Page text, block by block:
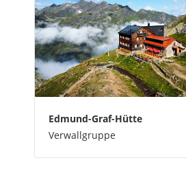
Edmund-Graf-Hütte
Verwallgruppe